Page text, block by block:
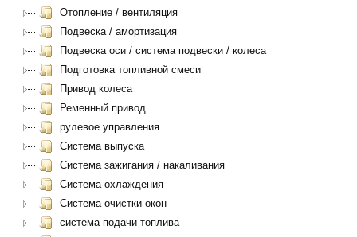
Отопление / вентиляция
Подвеска / амортизация
Подвеска оси / система подвески / колеса
Подготовка топливной смеси
Привод колеса
Ременный привод
рулевое управления
Система выпуска
Система зажигания / накаливания
Система охлаждения
Система очистки окон
система подачи топлива